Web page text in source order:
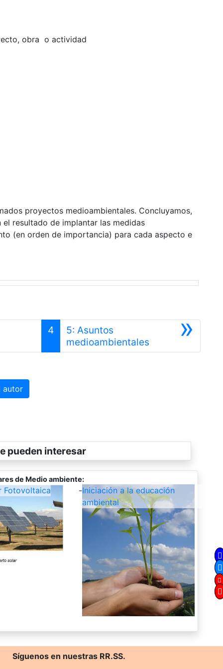
obra o actividad
proyectos medioambientales. Concluyamos,
resultado de implantar las medidas
(en orden de importancia) para cada aspecto e
4 »
5: Asuntos
medioambientalesSiguiente
pueden interesar
de Medio ambiente:
Fotovoltaica -Iniciación a la educación
ambiental
Síguenos en nuestras RR.SS.